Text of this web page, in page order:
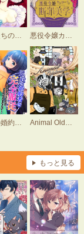
悪女たちの饗宴～美しき毒殺魔～
兄貴の婚約者を完全服従 ～昔ヤリまくってた女が兄貴の婚約者になった件！～ （単話） Animal OldmanｰOPEN！ｰ
もっと見る